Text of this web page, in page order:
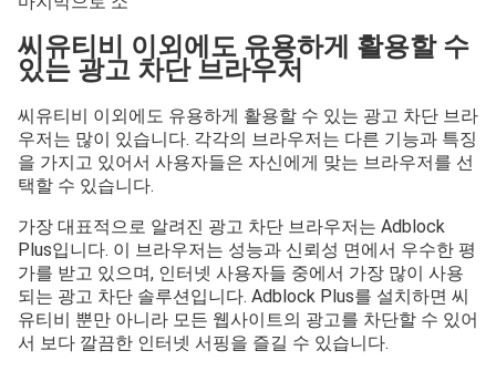
씨유티비 이외에도 유용하게 활용할 수
있는 광고 차단 브라우저
씨유티비 이외에도 유용하게 활용할 수 있는 광고 차단 브라
우저는 많이 있습니다. 각각의 브라우저는 다른 기능과 특징
을 가지고 있어서 사용자들은 자신에게 맞는 브라우저를 선
택할 수 있습니다.
가장 대표적으로 알려진 광고 차단 브라우저는 Adblock
Plus입니다. 이 브라우저는 성능과 신뢰성 면에서 우수한 평
가를 받고 있으며, 인터넷 사용자들 중에서 가장 많이 사용
되는 광고 차단 솔루션입니다. Adblock Plus를 설치하면 씨
유티비 뿐만 아니라 모든 웹사이트의 광고를 차단할 수 있어
서 보다 깔끔한 인터넷 서핑을 즐길 수 있습니다.